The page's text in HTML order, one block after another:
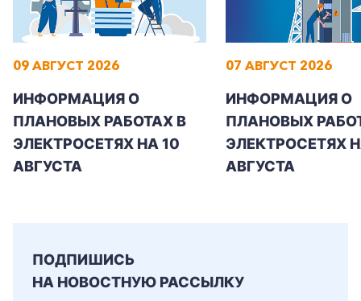
Корпоративным клиентам
09 АВГУСТ 2026
ИНФОРМАЦИЯ О
ПЛАНОВЫХ РАБОТАХ В
ЭЛЕКТРОСЕТЯХ НА 10
АВГУСТА
07 АВГУСТ 2026
ИНФОРМАЦИЯ О
ПЛАНОВЫХ
ЭЛЕКТРОСЕТЯХ
АВГУСТА
ПОДПИШИСЬ
НА НОВОСТНУЮ РАССЫЛКУ